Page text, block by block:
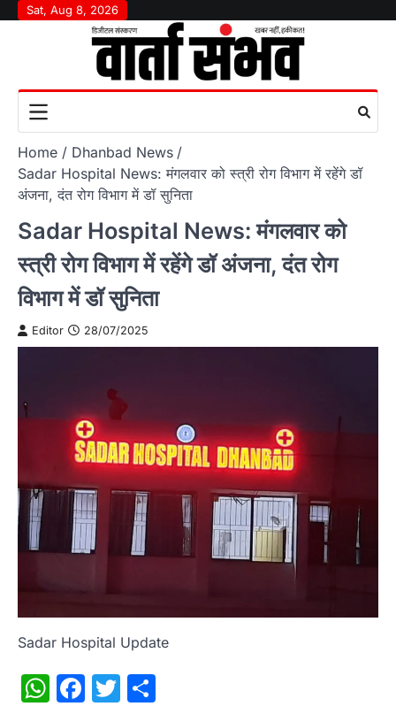
SkipSat, Aug 8, 2026
Home
Dhanbad News
Sadar Hospital News: मंगलवार को स्त्री रोग विभाग में रहेंगे डॉ
अंजना, दंत रोग विभाग में डॉ सुनिता
Sadar Hospital News: मंगलवार को
स्त्री रोग विभाग में रहेंगे डॉ अंजना, दंत रोग
विभाग में डॉ सुनिता
Editor 28/07/2025
Sadar Hospital Update
WhatsApp
Facebook
Twitter